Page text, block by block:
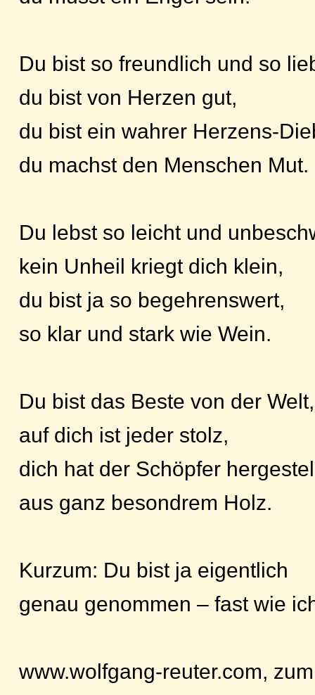
Du bist so freundlich und so
du bist von Herzen gut,
du bist ein wahrer Herzens-
du machst den Menschen Mut.
Du lebst so leicht und
kein Unheil kriegt dich klein,
du bist ja so begehrenswert,
so klar und stark wie Wein.
Du bist das Beste von der Welt,
auf dich ist jeder stolz,
dich hat der Schöpfer
aus ganz besondrem Holz.
Kurzum: Du bist ja eigentlich
genau genommen – fast wie
www.wolfgang-reuter.com,